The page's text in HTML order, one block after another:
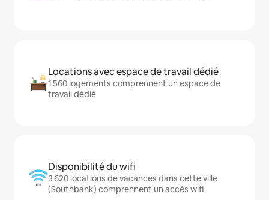
Locations avec espace de travail dédié
1 560 logements comprennent un espace de
travail dédié
Disponibilité du wifi
3 620 locations de vacances dans cette ville
(Southbank) comprennent un accès wifi